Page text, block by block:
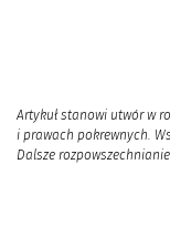
Artykuł stanowi utwór w
i prawach pokrewnych.
Dalsze